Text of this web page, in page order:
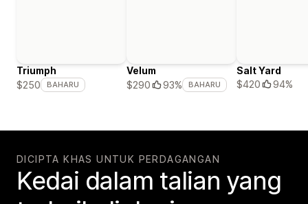
Triumph
$250
BAHARU
Velum
$290
93% BAHARU
Salt Yard
$420
94%
DICIPTA KHAS UNTUK PERDAGANGAN
Kedai dalam talian yang